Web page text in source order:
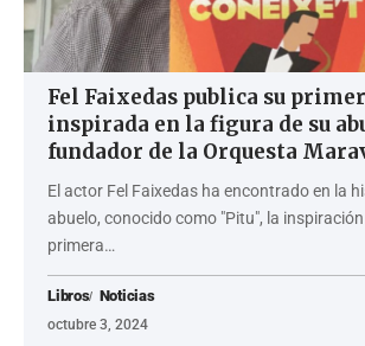
Fel Faixedas publica su
inspirada en la figura de su
fundador de la Orquesta
El actor Fel Faixedas ha encontrado en la
abuelo, conocido como "Pitu", la
primera…
Libros Noticias
octubre 3, 2024